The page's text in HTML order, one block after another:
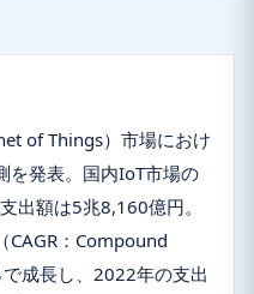
of Things）市場におけ
を発表。国内IoT市場の
出額は5兆8,160億円。
CAGR：Compound
成長し、2022年の支出